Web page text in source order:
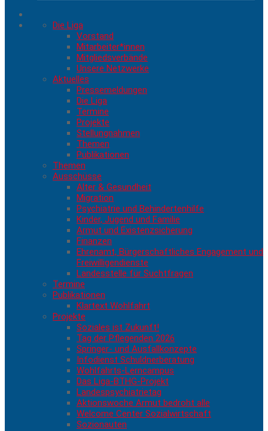
Die Liga
Vorstand
Mitarbeiter*innen
Mitgliedsverbände
Unsere Netzwerke
Aktuelles
Pressemeldungen
Die Liga
Termine
Projekte
Stellungnahmen
Themen
Publikationen
Themen
Ausschüsse
Alter & Gesundheit
Migration
Psychiatrie und Behindertenhilfe
Kinder, Jugend und Familie
Armut und Existenzsicherung
Finanzen
Ehrenamt, Bürgerschaftliches Engagement und
Freiwilligendienste
Landesstelle für Suchtfragen
Termine
Publikationen
Klartext Wohlfahrt
Projekte
Soziales ist Zukunft!
Tag der Pflegenden 2026
Springer- und Ausfallkonzepte
Infodienst Schuldnerberatung
Wohlfahrts-Lerncampus
Das Liga-BTHG-Projekt
Landespsychiatrietag
Aktionswoche Armut bedroht alle
Welcome Center Sozialwirtschaft
Sozionauten